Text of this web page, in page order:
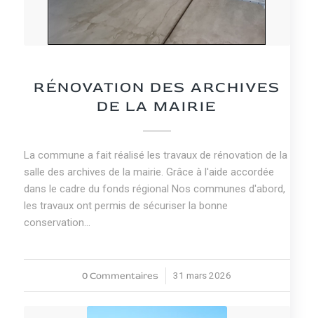
RÉNOVATION DES ARCHIVES
DE LA MAIRIE
La commune a fait réalisé les travaux de rénovation de la
salle des archives de la mairie. Grâce à l'aide accordée
dans le cadre du fonds régional Nos communes d'abord,
les travaux ont permis de sécuriser la bonne
conservation…
0 Commentaires
/ 31 mars 2026